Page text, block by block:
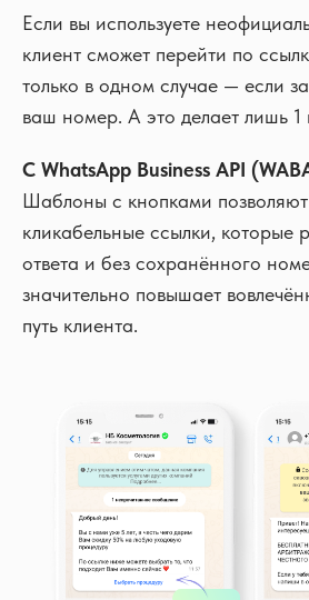
Если вы используете
клиент сможет перейти по
только в одном случае — если
ваш номер. А это делает лишь 1
С WhatsApp Business API
Шаблоны с кнопками позволяют
кликабельные ссылки, которые
ответа и без сохранённого
значительно повышает
путь клиента.